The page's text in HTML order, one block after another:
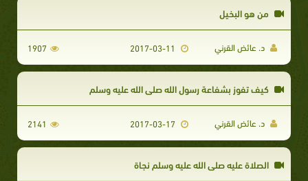
من هو البخيل
د. عائض القرني 1907
كيف تفوز بشفاعة رسول الله صلى الله عليه وسلم
د. عائض القرني 2141
الصلاة عليه صلى الله عليه وسلم نجاة